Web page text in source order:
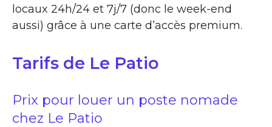
locaux 24h/24 et 7j/7 (donc le week-end
aussi) grâce à une carte d’accès premium.
Tarifs de Le Patio
Prix pour louer un poste nomade
chez Le Patio